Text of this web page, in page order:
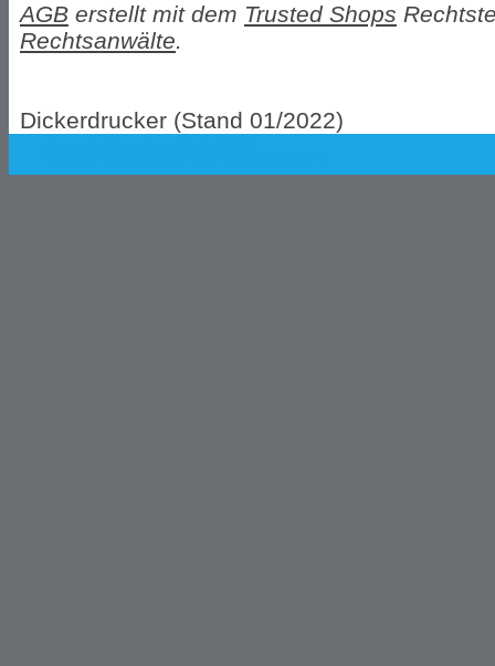
AGB erstellt mit dem Trusted Shops
Rechtsanwälte.
Dickerdrucker (Stand 01/2022)